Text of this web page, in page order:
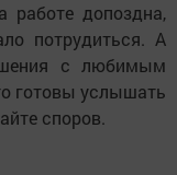
работе допоздна,
потрудиться. А
с любимым
готовы услышать
споров.